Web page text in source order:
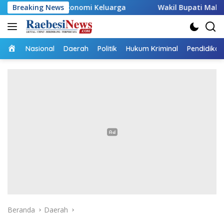
Langsung
ke
konten
Breaking News
Keluarga Wakil Bupati Malaka HMS Tinjau
Home
Nasional Daerah Politik Hukum Kriminal Pendidikan
Beranda Daerah